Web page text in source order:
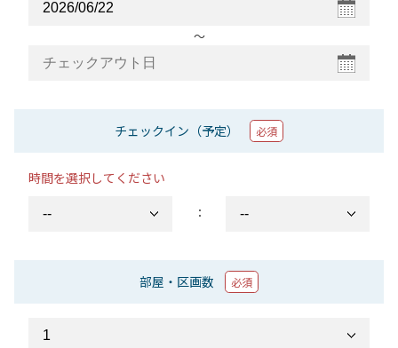
〜
チェックイン（予定） 必須
時間を選択してください
：
部屋・区画数 必須